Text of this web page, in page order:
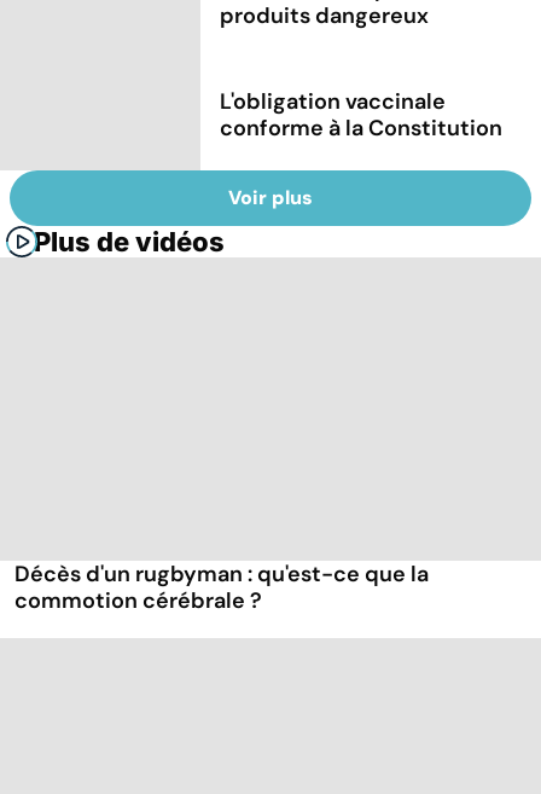
produits dangereux
L'obligation vaccinale
conforme à la Constitution
Voir plus
Plus de vidéos
Décès d'un rugbyman : qu'est-ce que la
commotion cérébrale ?